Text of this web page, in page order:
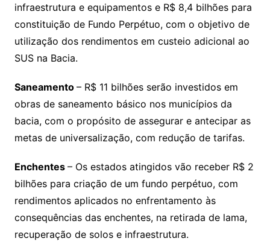
infraestrutura e equipamentos e R$ 8,4 bilhões para
constituição de Fundo Perpétuo, com o objetivo de
utilização dos rendimentos em custeio adicional ao
SUS na Bacia.
Saneamento – R$ 11 bilhões serão investidos em
obras de saneamento básico nos municípios da
bacia, com o propósito de assegurar e antecipar as
metas de universalização, com redução de tarifas.
Enchentes – Os estados atingidos vão receber R$ 2
bilhões para criação de um fundo perpétuo, com
rendimentos aplicados no enfrentamento às
consequências das enchentes, na retirada de lama,
recuperação de solos e infraestrutura.